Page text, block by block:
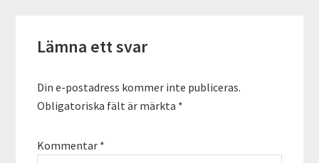
Lämna ett svar
Din e-postadress kommer inte publiceras.
Obligatoriska fält är märkta *
Kommentar *